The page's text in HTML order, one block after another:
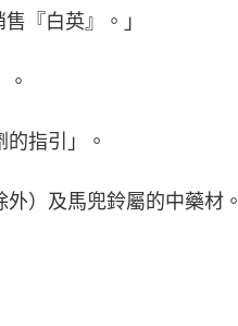
『白英』。」
指引」。
）及馬兜鈴屬的中藥材。